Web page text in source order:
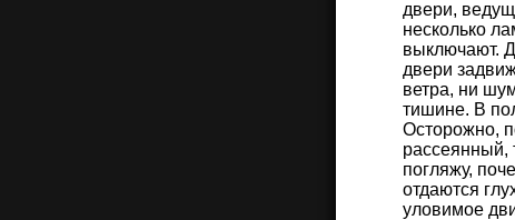
двери,
несколько
выключают.
двери
ветра, ни
тишине. В
Осторожно,
рассеянный,
погляжу,
отдаются
уловимое